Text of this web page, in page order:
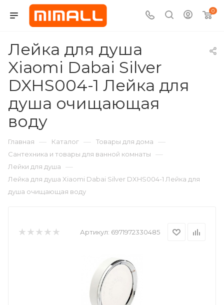
0
Лейка для душа
Xiaomi Dabai Silver
DXHS004-1 Лейка для
душа очищающая
воду
Главная — Каталог — Товары для дома —
Сантехника и товары для ванной комнаты —
Лейки для душа —
Лейка для душа Xiaomi Dabai Silver DXHS004-1 Лейка для
душа очищающая воду
Артикул: 6971972330485